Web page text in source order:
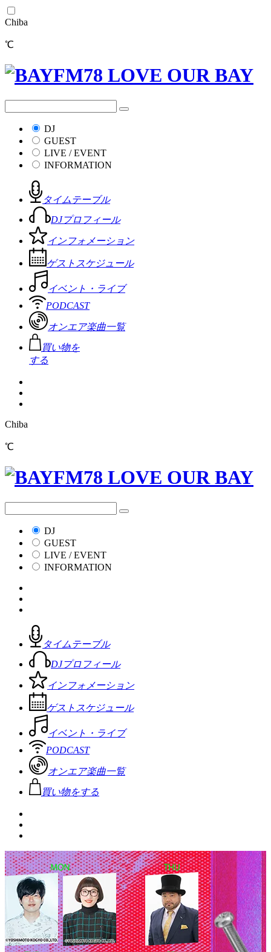
Chiba
℃
DJ
GUEST
LIVE / EVENT
INFORMATION
タイムテーブル
DJプロフィール
インフォメーション
ゲストスケジュール
イベント・ライブ
PODCAST
オンエア楽曲一覧
買い物を
する
Chiba
℃
DJ
GUEST
LIVE / EVENT
INFORMATION
タイムテーブル
DJプロフィール
インフォメーション
ゲストスケジュール
イベント・ライブ
PODCAST
オンエア楽曲一覧
買い物をする